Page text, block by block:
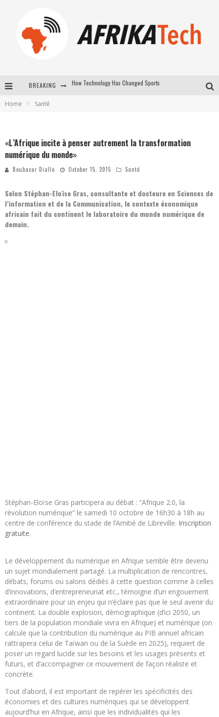
BREAKING
How Technology Has Changed Sports
Home Santé
«L’Afrique incite à penser autrement la transformation
numérique du monde»
Boubacar Diallo October 15, 2015 Santé
Selon Stéphan-Eloïse Gras, consultante et docteure en Sciences de
l’information et de la Communication, le contexte économique
africain fait du continent le laboratoire du monde numérique de
demain.
Stéphan-Eloïse Gras participera au débat : “Afrique 2.0, la
révolution numérique” le samedi 10 octobre de 16h30 à 18h au
centre de conférence du stade de l’Amitié de Libreville. Inscription
gratuite.
Le développement du numérique en Afrique semble être devenu
un sujet mondialement partagé. La multiplication de rencontres,
débats, forums ou salons dédiés à cette question comme à celles
d’innovations, d’entrepreneuriat etc., témoigne d’un engouement
extraordinaire pour un enjeu qui n’éclaire pas que le seul avenir du
continent. La double explosion, démographique (d’ici 2050, un
tiers de la population mondiale vivra en Afrique) et numérique (on
calcule que la contribution du numérique au PIB annuel africain
rattrapera celui de Taïwan ou de la Suède en 2025), requiert de
poser un regard lucide sur les besoins et les usages présents et
futurs, et d’accompagner ce mouvement de façon réaliste et
concrète.
Tout d’abord, il est important de repérer les spécificités des
économies et des cultures numériques qui se développent
aujourd’hui en Afrique, ainsi que les individualités qui les